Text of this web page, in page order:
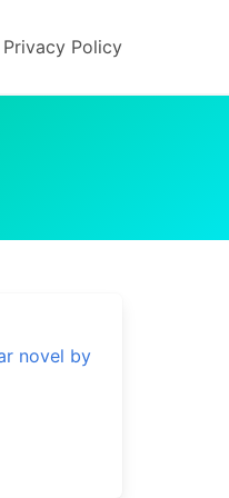
Privacy Policy
novel by